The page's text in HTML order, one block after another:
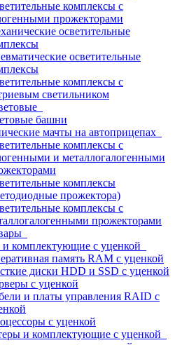
комплексы с
прожекторами
осветительные
осветительные
комплексы с
светильником
башни
мачты на автоприцепах
комплексы с
и металлогалогенными
комплексы
прожектора)
комплексы с
прожекторами
комплектующие с уценкой
память RAM с уценкой
диски HDD и SSD с уценкой
с уценкой
и платы управления RAID с
с уценкой
и комплектующие с уценкой